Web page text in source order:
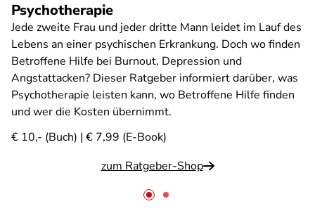
Psychotherapie
Jede zweite Frau und jeder dritte Mann leidet im Lauf des
Lebens an einer psychischen Erkrankung. Doch wo finden
Betroffene Hilfe bei Burnout, Depression und
Angstattacken? Dieser Ratgeber informiert darüber, was
Psychotherapie leisten kann, wo Betroffene Hilfe finden
und wer die Kosten übernimmt.
€ 10,- (Buch) | € 7,99 (E-Book)
zum Ratgeber-Shop